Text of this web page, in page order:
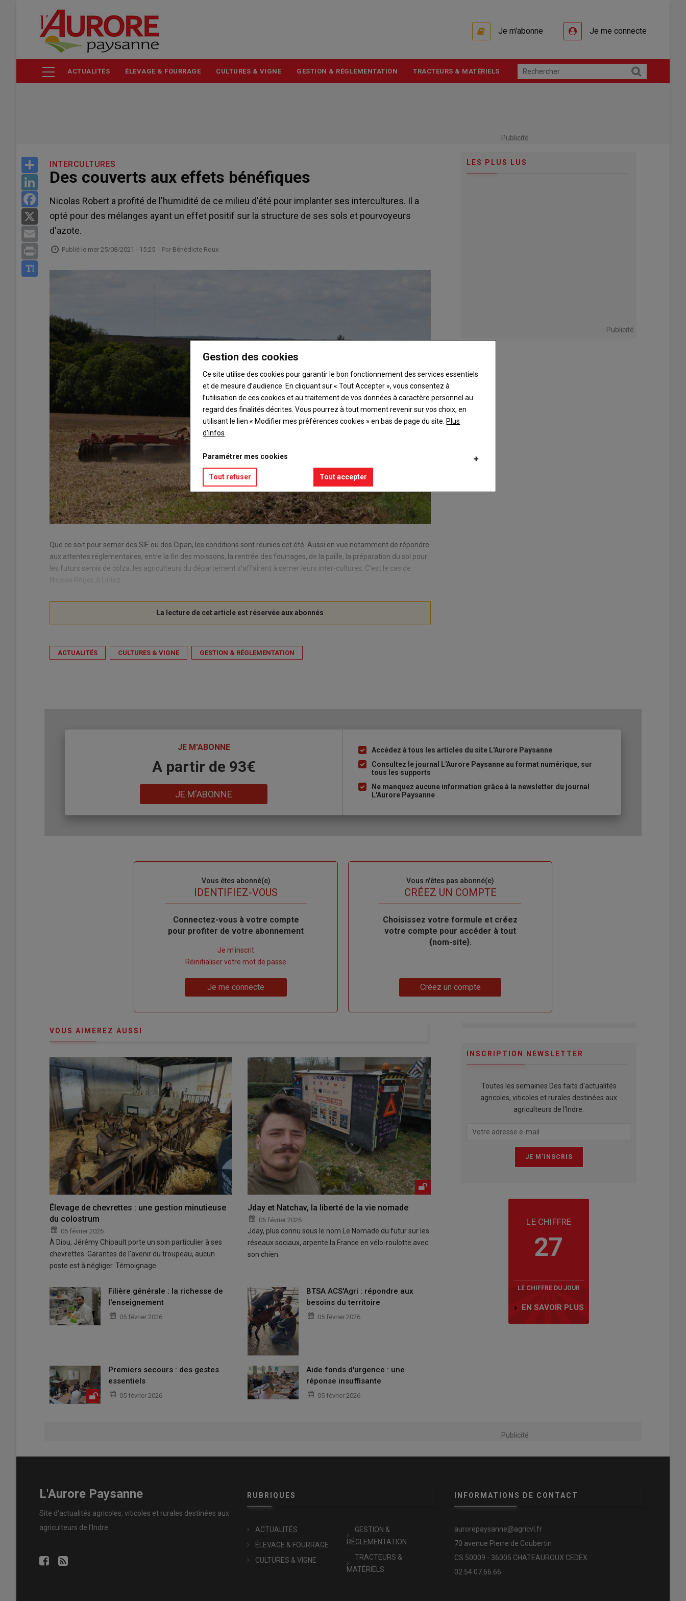
contenu
Je m'abonne Je me connecte
ACTUALITÉS ÉLEVAGE & FOURRAGE CULTURES & VIGNE GESTION & RÉGLEMENTATION TRACTEURS & MATÉRIELS
Publicité
Share
LinkedIn
Facebook
Email
Print
INTERCULTURES
Des couverts aux effets bénéfiques
Nicolas Robert a profité de l'humidité de ce milieu d'été pour implanter ses intercultures. Il a
opté pour des mélanges ayant un effet positif sur la structure de ses sols et pourvoyeurs
d'azote.
Publié le mer 25/08/2021 - 15:25 - Par Bénédicte Roux
Que ce soit pour semer des SIE ou des Cipan, les conditions sont réunies cet été. Aussi en vue notamment de répondre
aux attentes réglementaires, entre la fin des moissons, la rentrée des fourrages, de la paille, la préparation du sol pour
les futurs semis de colza, les agriculteurs du département s'affairent à semer leurs inter-cultures. C'est le cas de
Nicolas Roger, à Liniez.
ACTUALITÉS CULTURES & VIGNE GESTION & RÉGLEMENTATION
LES PLUS LUS
Publicité
JE M'ABONNE
A partir de 93€
JE M'ABONNE
Liste
à
puce
Accédez à tous les articles du site L'Aurore Paysanne
Consultez le journal L'Aurore Paysanne au format numérique, sur
tous les supports
Ne manquez aucune information grâce à la newsletter du journal
L'Aurore Paysanne
Vous êtes abonné(e)
IDENTIFIEZ-VOUS
Body
Connectez-vous à votre compte
pour profiter de votre abonnement
compte"
Je m'inscrit
Réinitialiser votre mot de passe
Je me connecte
Vous n'êtes pas abonné(e)
TITRECRÉEZ UN COMPTE
Body
Choisissez votre formule et créez
votre compte pour accéder à tout
{nom-site}.
Créez un compte
VOUS AIMEREZ AUSSI
Élevage de chevrettes : une gestion minutieuse
du colostrum
05 février 2026
À Diou, Jérémy Chipault porte un soin particulier à ses
chevrettes. Garantes de l'avenir du troupeau, aucun
poste est à négliger. Témoignage.
Jday et Natchav, la liberté de la vie nomade
05 février 2026
Jday, plus connu sous le nom Le Nomade du futur sur les
réseaux sociaux, arpente la France en vélo-roulotte avec
son chien.
Filière générale : la richesse de
l'enseignement
05 février 2026
BTSA ACS'Agri : répondre aux
besoins du territoire
05 février 2026
Premiers secours : des gestes
essentiels
05 février 2026
Aide fonds d'urgence : une
réponse insuffisante
05 février 2026
INSCRIPTION NEWSLETTER
Toutes les semaines Des faits d'actualités
agricoles, viticoles et rurales destinées aux
agriculteurs de l'Indre.
LE CHIFFRE
27
LE CHIFFRE DU JOUR
EN SAVOIR PLUS
Publicité
L'Aurore Paysanne
Site d'actualités agricoles, viticoles et rurales destinées aux
agriculteurs de l'Indre.
RUBRIQUES
ACTUALITÉS
ÉLEVAGE & FOURRAGE
CULTURES & VIGNE
GESTION &
RÉGLEMENTATION
TRACTEURS &
MATÉRIELS
INFORMATIONS DE CONTACT
aurorepaysanne@agricvl.fr
70 avenue Pierre de Coubertin
CS 50009 - 36005 CHATEAUROUX CEDEX
02.54.07.66.66
Gestion des cookies
Ce site utilise des cookies pour garantir le bon fonctionnement des services essentiels
et de mesure d’audience. En cliquant sur « Tout Accepter », vous consentez à
l’utilisation de ces cookies et au traitement de vos données à caractère personnel au
regard des finalités décrites. Vous pourrez à tout moment revenir sur vos choix, en
utilisant le lien « Modifier mes préférences cookies » en bas de page du site. Plus
d'infos
Paramétrer mes cookies
Tout refuser Tout accepter